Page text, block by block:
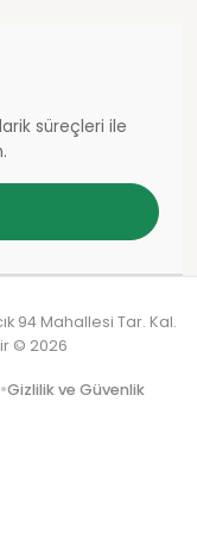
süreçleri ile
94 Mahallesi Tar. Kal.
© 2026
Gizlilik ve Güvenlik